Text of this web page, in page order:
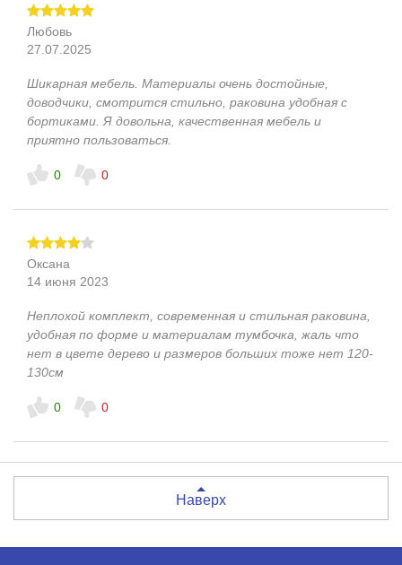
Любовь
27.07.2025
Шикарная мебель. Материалы очень достойные,
доводчики, смотрится стильно, раковина удобная с
бортиками. Я довольна, качественная мебель и
приятно пользоваться.
0 0
Оксана
14 июня 2023
Неплохой комплект, современная и стильная раковина,
удобная по форме и материалам тумбочка, жаль что
нет в цвете дерево и размеров больших тоже нет 120-
130см
0 0
Наверх